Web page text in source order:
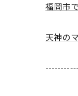
福岡市
天神の